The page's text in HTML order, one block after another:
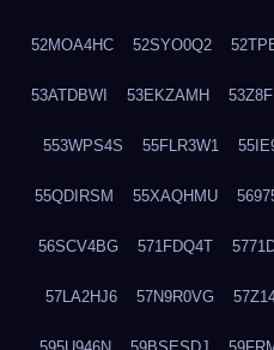
52MOA4HC 52SYO0Q2
53ATDBWI 53EKZAMH
553WPS4S 55FLR3W1
55QDIRSM 55XAQHMU
56SCV4BG 571FDQ4T
57LA2HJ6 57N9R0VG